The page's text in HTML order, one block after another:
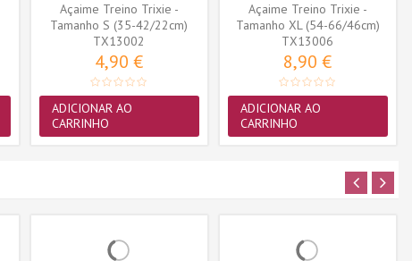
Açaime Treino Trixie -
Tamanho S (35-42/22cm)
(TX13002)
TX13002
4,90 €
ADICIONAR AO
CARRINHO
Açaime Treino Trixie -
Tamanho XL (54-66/46cm)
(TX13006)
TX13006
8,90 €
ADICIONAR AO
CARRINHO